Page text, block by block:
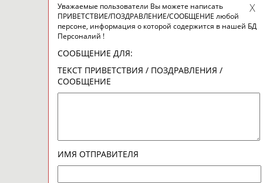
Уважаемые пользователи Вы можете написать
ПРИВЕТСТВИЕ/ПОЗДРАВЛЕНИЕ/СООБЩЕНИЕ любой
персоне, информация о которой содержится в нашей БД
Персоналий !
СООБЩЕНИЕ ДЛЯ:
ТЕКСТ ПРИВЕТСТВИЯ / ПОЗДРАВЛЕНИЯ /
СООБЩЕНИЕ
ИМЯ ОТПРАВИТЕЛЯ